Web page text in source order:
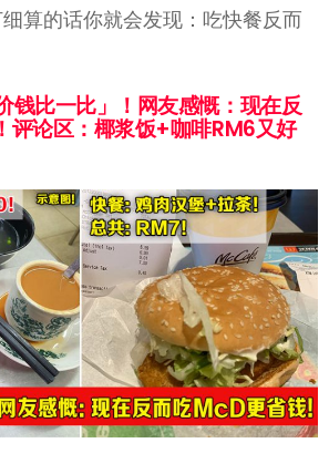
算的话你就会发现：吃快餐反而
钱比一比」！网友感慨：现在反
评论区：椰浆饭+咖啡RM6又好